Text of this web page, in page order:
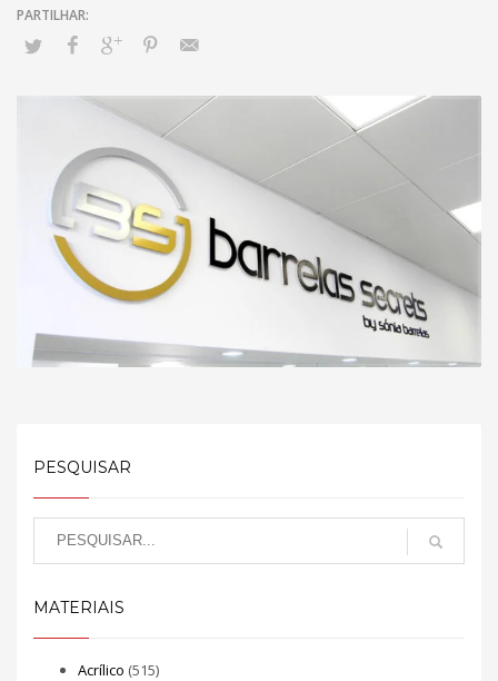
PESQUISAR
MATERIAIS
Acrílico (515)